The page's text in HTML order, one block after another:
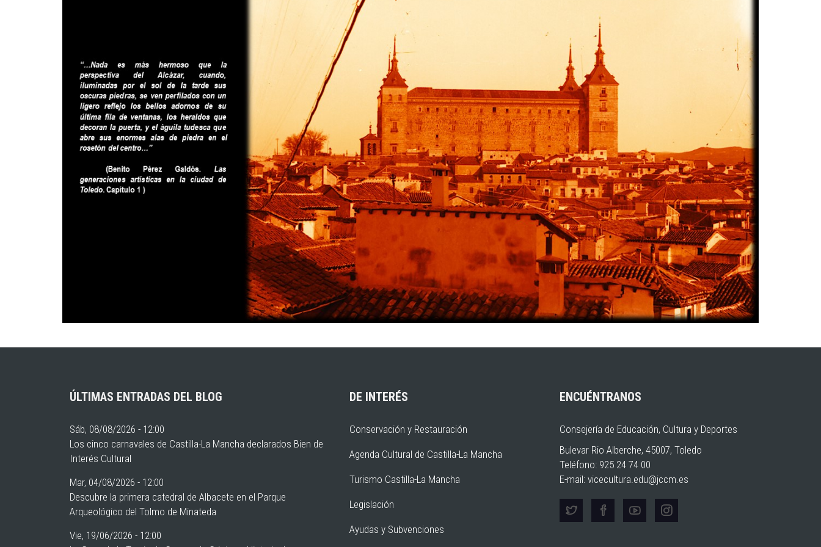
ÚLTIMAS ENTRADAS DEL BLOG
Sáb, 08/08/2026 - 12:00
Los cinco carnavales de Castilla-La Mancha declarados Bien de
Interés Cultural
Mar, 04/08/2026 - 12:00
Descubre la primera catedral de Albacete en el Parque
Arqueológico del Tolmo de Minateda
Vie, 19/06/2026 - 12:00
DE INTERÉS
Conservación y Restauración
Agenda Cultural de Castilla-La Mancha
Turismo Castilla-La Mancha
Legislación
Ayudas y Subvenciones
ENCUÉNTRANOS
Consejería de Educación, Cultura y Deportes
Bulevar Rio Alberche, 45007, Toledo
Teléfono: 925 24 74 00
E-mail: vicecultura.edu@jccm.es